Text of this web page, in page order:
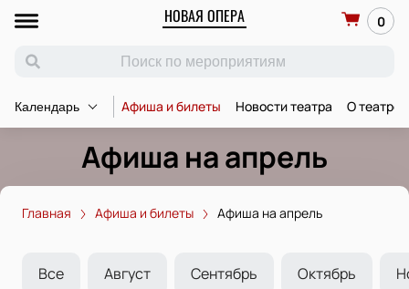
НОВАЯ ОПЕРА 0
Календарь Афиша и билеты Новости театра О театре
Афиша на апрель
Главная Афиша и билеты Афиша на апрель
Все Август Сентябрь Октябрь